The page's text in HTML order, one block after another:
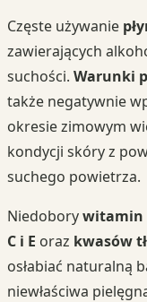
Częste używanie
zawierających
suchości. Warunki
także negatywnie
okresie zimowym
kondycji skóry z
suchego powietrza.
Niedoborywitamin
C i E oraz kwasów
osłabiać naturalną
niewłaściwa